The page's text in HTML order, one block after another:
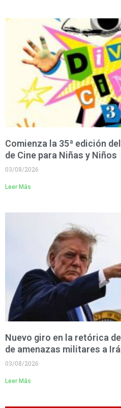
Comienza la 35ª edición
de Cine para Niñas y Niños
03/08/2026
Leer Más
Nuevo giro en la retórica
de amenazas militares a
03/08/2026
Leer Más